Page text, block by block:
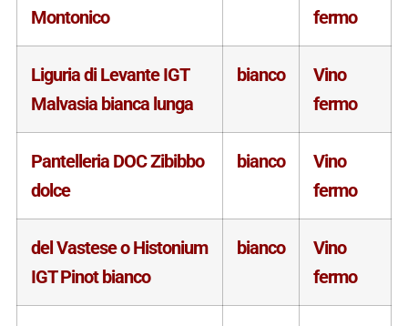
Montonico
fermo
Liguria di Levante IGT
Malvasia bianca lunga
bianco
Vino
fermo
Pantelleria DOC Zibibbo
dolce
bianco
Vino
fermo
del Vastese o Histonium
IGT Pinot bianco
bianco
Vino
fermo